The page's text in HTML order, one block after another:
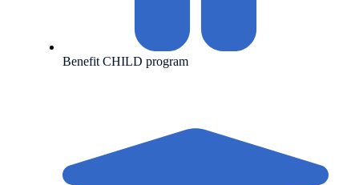
Benefit CHILD program